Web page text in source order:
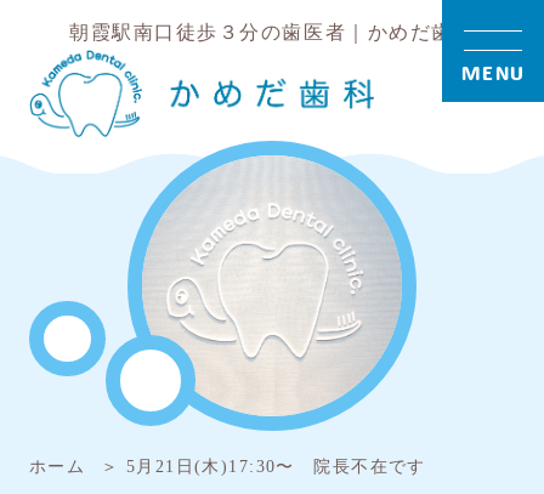
朝霞駅南口徒歩３分の歯医者｜かめだ歯科
ホーム 5月21日(木)17:30〜 院長不在です
MENU